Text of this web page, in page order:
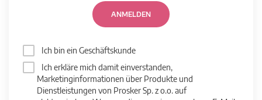
ANMELDEN
Ich bin ein Geschäftskunde
Ich erkläre mich damit einverstanden,
Marketinginformationen über Produkte und
Dienstleistungen von Prosker Sp. z o.o. auf